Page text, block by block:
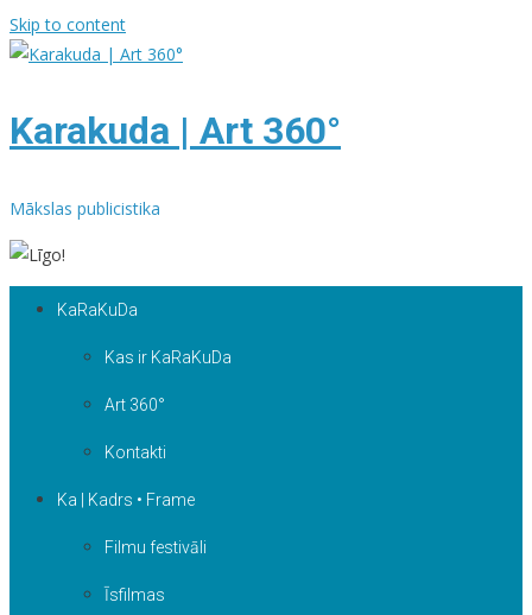
Skip to content
Karakuda | Art 360°
Mākslas publicistika
KaRaKuDa
Kas ir KaRaKuDa
Art 360°
Kontakti
Ka | Kadrs • Frame
Filmu festivāli
Īsfilmas